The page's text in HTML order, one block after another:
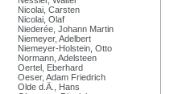
Nicolai, Carsten
Nicolai, Olaf
Niederée, Johann Martin
Niemeyer, Adelbert
Niemeyer-Holstein, Otto
Normann, Adelsteen
Oertel, Eberhard
Oeser, Adam Friedrich
Olde d.Ä., Hans